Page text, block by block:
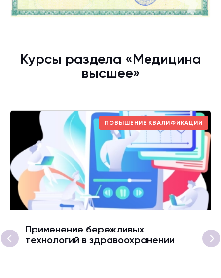
Курсы раздела «Медицина
высшее»
ПОВЫШЕНИЕ КВАЛИФИКАЦИИ
Применение бережливых
технологий в здравоохранении